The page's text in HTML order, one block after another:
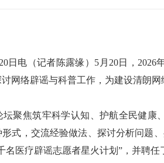
电（记者陈露缘）5月20日，2026
网络辟谣与科普工作，为建设清朗
焦筑牢科学认知、护航全民健康
式，交流经验做法、探讨分析问题
名医疗辟谣志愿者星火计划”，并聘任